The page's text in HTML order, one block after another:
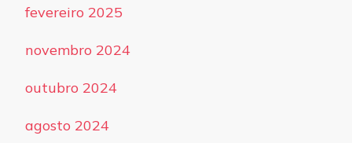
fevereiro 2025
novembro 2024
outubro 2024
agosto 2024